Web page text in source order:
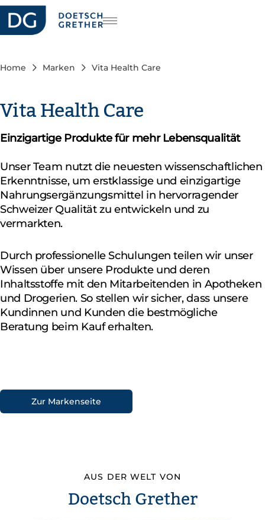
IT
Home Marken Vita Health Care
Vita Health Care
Einzigartige Produkte für mehr Lebensqualität
Unser Team nutzt die neuesten wissenschaftlichen
Erkenntnisse, um erstklassige und einzigartige
Nahrungsergänzungsmittel in hervorragender
Schweizer Qualität zu entwickeln und zu
vermarkten.
Durch professionelle Schulungen teilen wir unser
Wissen über unsere Produkte und deren
Inhaltsstoffe mit den Mitarbeitenden in Apotheken
und Drogerien. So stellen wir sicher, dass unsere
Kundinnen und Kunden die bestmögliche
Beratung beim Kauf erhalten.
Zur Markenseite
AUS DER WELT VON
Doetsch Grether